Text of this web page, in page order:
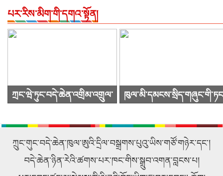
པར་རིས་མིག་གི་དགའ་སྟོན།
ཀྲང་ཝེ་ཏུང་བདེ་ཆེན་འགྲིམ་འགྲུལ་
ཕེབས་ནས་བརྟག་དཔྱད་གནང་བ།
འཚོགས།
ཀྲུང་གུང་བདེ་ཆེན་ཁུལ་ཨུའི་དྲིལ་བསྒྲགས་པུའུ་ཡིས་གཙོ་གཉེར་དང་།
བདེ་ཆེན་ཉིན་རེའི་ཚགས་པར་ཁང་གིས་སྒྲུབ་འགན་བླངས་པ།